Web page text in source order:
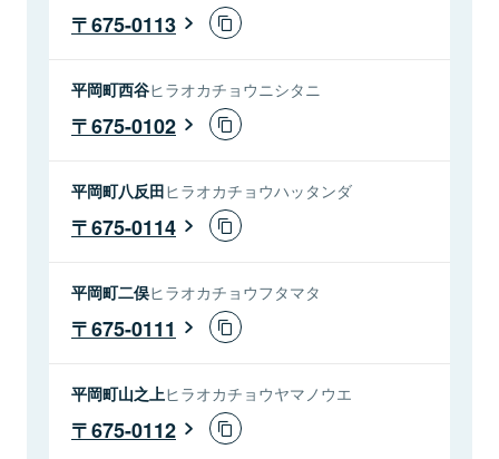
675-0113
平岡町西谷ヒラオカチョウニシタニ
675-0102
平岡町八反田ヒラオカチョウハッタンダ
675-0114
平岡町二俣ヒラオカチョウフタマタ
675-0111
平岡町山之上ヒラオカチョウヤマノウエ
675-0112